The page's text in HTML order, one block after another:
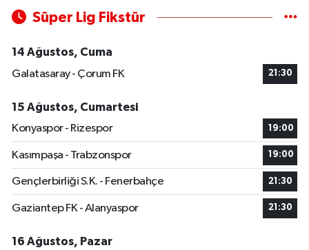
Süper Lig Fikstür
14 Ağustos, Cuma
Galatasaray - Çorum FK
21:30
15 Ağustos, Cumartesi
Konyaspor - Rizespor
19:00
Kasımpaşa - Trabzonspor 19:00
Gençlerbirliği S.K. - Fenerbahçe 21:30
Gaziantep FK - Alanyaspor 21:30
16 Ağustos, Pazar